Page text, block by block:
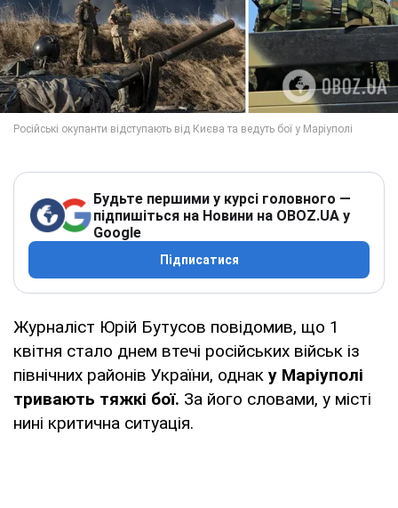
Будьте першими у курсі головного —
підпишіться на Новини на OBOZ.UA у
Google
Підписатися
Журналіст Юрій Бутусов повідомив, що 1
квітня стало днем втечі російських військ із
північних районів України, однак у Маріуполі
тривають тяжкі бої. За його словами, у місті
нині критична ситуація.